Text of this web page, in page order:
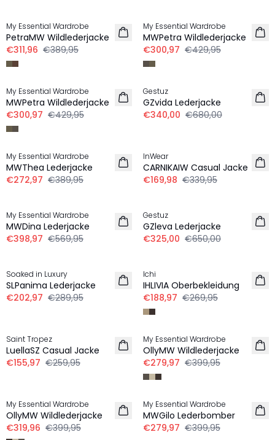
My Essential Wardrobe
PetraMW Wildlederjacke
€311,96 €389,95
My Essential Wardrobe
MWPetra Wildlederjacke
€300,97 €429,95
-30%
My Essential Wardrobe
MWPetra Wildlederjacke
€300,97 €429,95
-50%
Gestuz
GZvida Lederjacke
€340,00 €680,00
-30%
My Essential Wardrobe
MWThea Lederjacke
€272,97 €389,95
InWear
CARNIKAIW Casual Jacke
€169,98 €339,95
My Essential Wardrobe
MWDina Lederjacke
€398,97 €569,95
Gestuz
GZleva Lederjacke
€325,00 €650,00
Soaked in Luxury
SLPanima Lederjacke
€202,97 €289,95
Ichi
IHLIVIA Oberbekleidung
€188,97 €269,95
Saint Tropez
LuellaSZ Casual Jacke
€155,97 €259,95
-30%
My Essential Wardrobe
OllyMW Wildlederjacke
€279,97 €399,95
My Essential Wardrobe
OllyMW Wildlederjacke
€319,96 €399,95
-30%
My Essential Wardrobe
MWGilo Lederbomber
€279,97 €399,95